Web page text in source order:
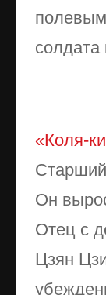
солдата
«Коля-
Он
Отец с
Цзян